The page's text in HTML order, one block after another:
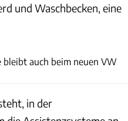
und Waschbecken, eine
auch beim neuen VW
in der